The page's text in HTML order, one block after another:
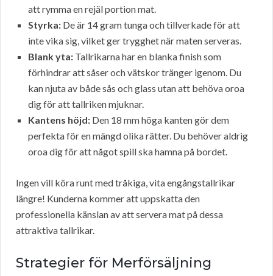
att rymma en rejäl portion mat.
Styrka: De är 14 gram tunga och tillverkade för att
inte vika sig, vilket ger trygghet när maten serveras.
Blank yta: Tallrikarna har en blanka finish som
förhindrar att såser och vätskor tränger igenom. Du
kan njuta av både sås och glass utan att behöva oroa
dig för att tallriken mjuknar.
Kantens höjd: Den 18 mm höga kanten gör dem
perfekta för en mängd olika rätter. Du behöver aldrig
oroa dig för att något spill ska hamna på bordet.
Ingen vill köra runt med tråkiga, vita engångstallrikar
längre! Kunderna kommer att uppskatta den
professionella känslan av att servera mat på dessa
attraktiva tallrikar.
Strategier för Merförsäljning